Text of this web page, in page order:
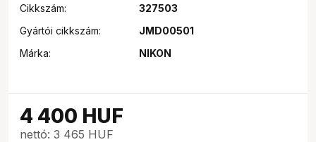
Cikkszám:
327503
Gyártói cikkszám:
JMD00501
Márka:
NIKON
4 400 HUF
nettó: 3 465 HUF